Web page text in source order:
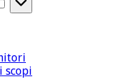
di
parti
scopi